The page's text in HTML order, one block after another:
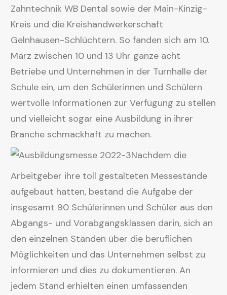
Zahntechnik WB Dental sowie der Main-Kinzig-
Kreis und die Kreishandwerkerschaft
Gelnhausen-Schlüchtern. So fanden sich am 10.
März zwischen 10 und 13 Uhr ganze acht
Betriebe und Unternehmen in der Turnhalle der
Schule ein, um den Schülerinnen und Schülern
wertvolle Informationen zur Verfügung zu stellen
und vielleicht sogar eine Ausbildung in ihrer
Branche schmackhaft zu machen.
Nachdem die
Arbeitgeber ihre toll gestalteten Messestände
aufgebaut hatten, bestand die Aufgabe der
insgesamt 90 Schülerinnen und Schüler aus den
Abgangs- und Vorabgangsklassen darin, sich an
den einzelnen Ständen über die beruflichen
Möglichkeiten und das Unternehmen selbst zu
informieren und dies zu dokumentieren. An
jedem Stand erhielten einen umfassenden